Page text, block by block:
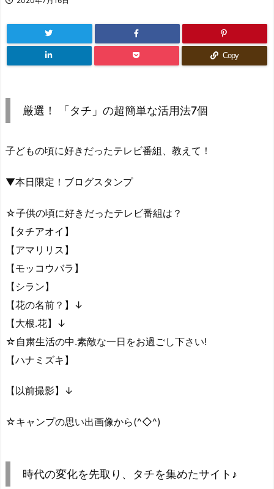
Copy
厳選！ 「タチ」の超簡単な活用法7個
子どもの頃に好きだったテレビ番組、教えて！
▼本日限定！ブログスタンプ
☆子供の頃に好きだったテレビ番組は？
【タチアオイ】
【アマリリス】
【モッコウバラ】
【シラン】
【花の名前？】↓
【大根.花】↓
☆自粛生活の中.素敵な一日をお過ごし下さい!
【ハナミズキ】
【以前撮影】↓
☆キャンプの思い出画像から(^◇^)
時代の変化を先取り、タチを集めたサイト♪